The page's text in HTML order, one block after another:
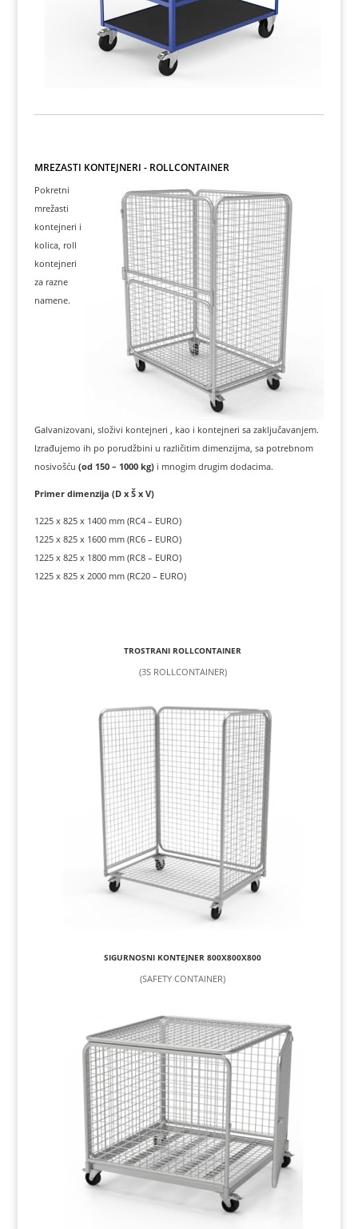
MREŽASTI KONTEJNERI - ROLLCONTAINER
Pokretni
mrežasti
kontejneri i
kolica, roll
kontejneri
za razne
namene.
Galvanizovani, složivi kontejneri , kao i kontejneri sa zaključavanjem.
Izrađujemo ih po porudžbini u različitim dimenzijma, sa potrebnom
nosivošću (od 150 – 1000 kg)i mnogim drugim dodacima.
Primer dimenzija (D x Š x V)
1225 x 825 x 1400 mm (RC4 – EURO)
1225 x 825 x 1600 mm (RC6 – EURO)
1225 x 825 x 1800 mm (RC8 – EURO)
1225 x 825 x 2000 mm (RC20 – EURO)
TROSTRANI ROLLCONTAINER
(3S ROLLCONTAINER)
SIGURNOSNI KONTEJNER 800X800X800
(SAFETY CONTAINER)